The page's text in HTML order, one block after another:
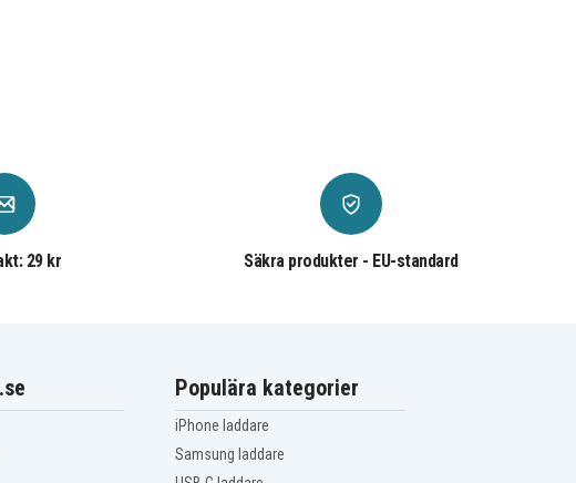
29 kr Säkra produkter - EU-standard
Populära kategorier
iPhone laddare
Samsung laddare